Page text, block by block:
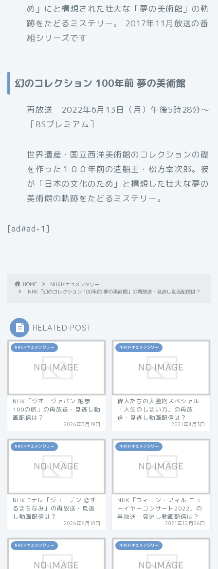
め」にと構想された壮大な「夢の美術館」の軌
跡をたどるミステリー。 2017年11月放送の番
組シリーズです
幻のコレクション 100年前 夢の美術館
再放送 2022年6月13日（月）午後5時28分〜
［BSプレミアム］
世界遺産・国立西洋美術館のコレクションの礎
を作った１００年前の造船王・松方幸次郎。彼
が「日本の文化のため」と構想した壮大な夢の
美術館の軌跡をたどるミステリー。
[ad#ad-1]
HOME
NHKドキュメンタリー
NHK「幻のコレクション 100年前 夢の美術館」の再放送・見逃し動画配信は？
RELATED POST
NHKドキュメンタリー
NHK「ジオ・ジャパン 絶景
100の旅」の再放送・見逃し動
画配信は？
2026年3月19日
NHKドキュメンタリー
偉人たちの大臨終スペシャル
「人生のしまい方」の再放
送・見逃し動画配信は？
2021年4月3日
NHKドキュメンタリー
NHK Eテレ「ジューデン 恋す
るまちなみ」の再放送・見逃
し動画配信は？
2026年6月10日
NHKドキュメンタリー
NHK「ウィーン・フィル ニュ
ーイヤーコンサート2022」の
再放送・見逃し動画配信は？
2021年12月26日
NHKドキュメンタリー NHKドキュメンタリー